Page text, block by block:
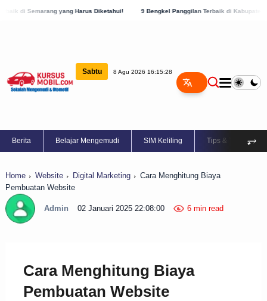
Harus Diketahui! 9 Bengkel Panggilan Terbaik di Kabupaten Semarang, Cek
Sabtu 8 Agu 2026 16:15:29
Berita Belajar Mengemudi SIM Keliling Tips & Trik ⥅
Home Website Digital Marketing
Cara Menghitung Biaya
Pembuatan Website
Admin 02 Januari 2025 22:08:00 6 min read
Cara Menghitung Biaya
Pembuatan Website